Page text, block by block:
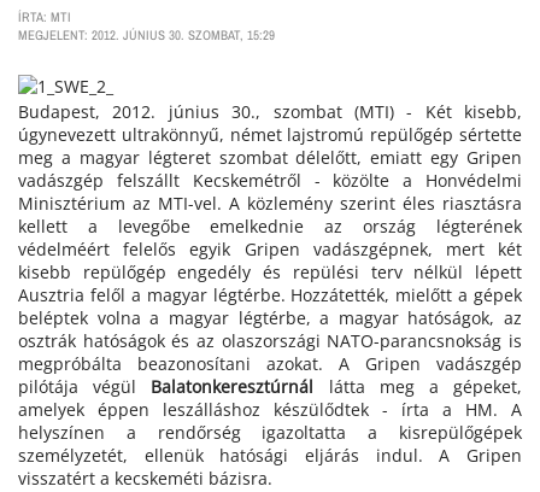
ÍRTA: MTI
MEGJELENT: 2012. JÚNIUS 30. SZOMBAT, 15:29
Budapest, 2012. június 30., szombat (MTI) - Két kisebb,
úgynevezett ultrakönnyű, német lajstromú repülőgép sértette
meg a magyar légteret szombat délelőtt, emiatt egy Gripen
vadászgép felszállt Kecskemétről - közölte a Honvédelmi
Minisztérium az MTI-vel. A közlemény szerint éles riasztásra
kellett a levegőbe emelkednie az ország légterének
védelméért felelős egyik Gripen vadászgépnek, mert két
kisebb repülőgép engedély és repülési terv nélkül lépett
Ausztria felől a magyar légtérbe. Hozzátették, mielőtt a gépek
beléptek volna a magyar légtérbe, a magyar hatóságok, az
osztrák hatóságok és az olaszországi NATO-parancsnokság is
megpróbálta beazonosítani azokat. A Gripen vadászgép
pilótája végül Balatonkeresztúrnál látta meg a gépeket,
amelyek éppen leszálláshoz készülődtek - írta a HM. A
helyszínen a rendőrség igazoltatta a kisrepülőgépek
személyzetét, ellenük hatósági eljárás indul. A Gripen
visszatért a kecskeméti bázisra.